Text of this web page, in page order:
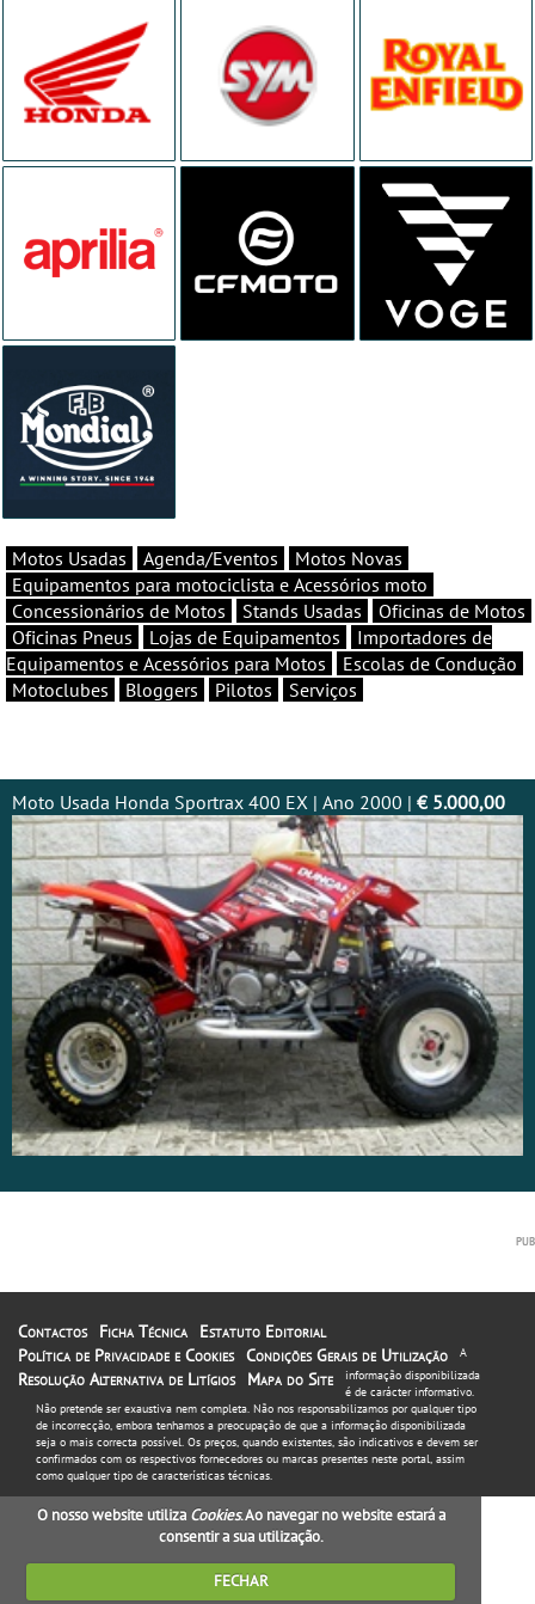
Motos Usadas Agenda/Eventos
Motos Novas
Equipamentos para motociclista e Acessórios moto
Concessionários de Motos
Stands Usadas
Oficinas de Motos
Oficinas Pneus
Lojas de Equipamentos
Importadores de
Equipamentos e Acessórios para Motos
Escolas de Condução
Motoclubes
Bloggers Pilotos Serviços
Moto Usada Honda Sportrax 400 EX | Ano 2000 | € 5.000,00
Contactos Ficha Técnica
Estatuto Editorial
Política de Privacidade e Cookies Condições Gerais de Utilização
Resolução Alternativa de Litígios
Mapa do Site
A
informação disponibilizada
é de carácter informativo.
Não pretende ser exaustiva nem completa. Não nos responsabilizamos por qualquer tipo
de incorrecção, embora tenhamos a preocupação de que a informação disponibilizada
seja o mais correcta possível. Os preços, quando existentes, são indicativos e devem ser
confirmados com os respectivos fornecedores ou marcas presentes neste portal, assim
como qualquer tipo de características técnicas.
O nosso website utiliza Cookies. Ao navegar no website estará a
consentir a sua utilização.
FECHAR